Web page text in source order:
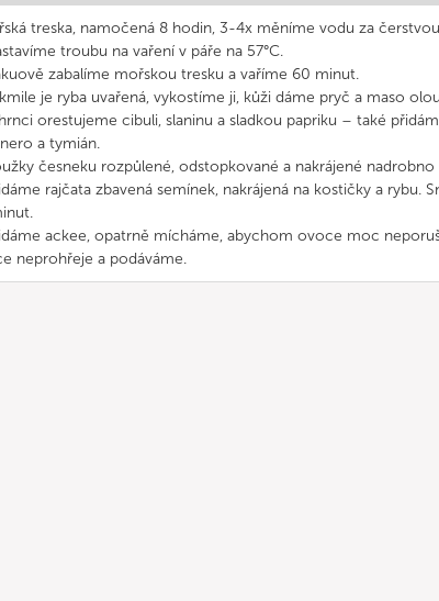
treska, namočená 8 hodin, 3-4x měníme vodu za čerstvou
troubu na vaření v páře na 57°C.
zabalíme mořskou tresku a vaříme 60 minut.
je ryba uvařená, vykostíme ji, kůži dáme pryč a maso
orestujeme cibuli, slaninu a sladkou papriku – také
a tymián.
česneku rozpůlené, odstopkované a nakrájené nadrobno
rajčata zbavená semínek, nakrájená na kostičky a rybu.
ackee, opatrně mícháme, abychom ovoce moc
neprohřeje a podáváme.